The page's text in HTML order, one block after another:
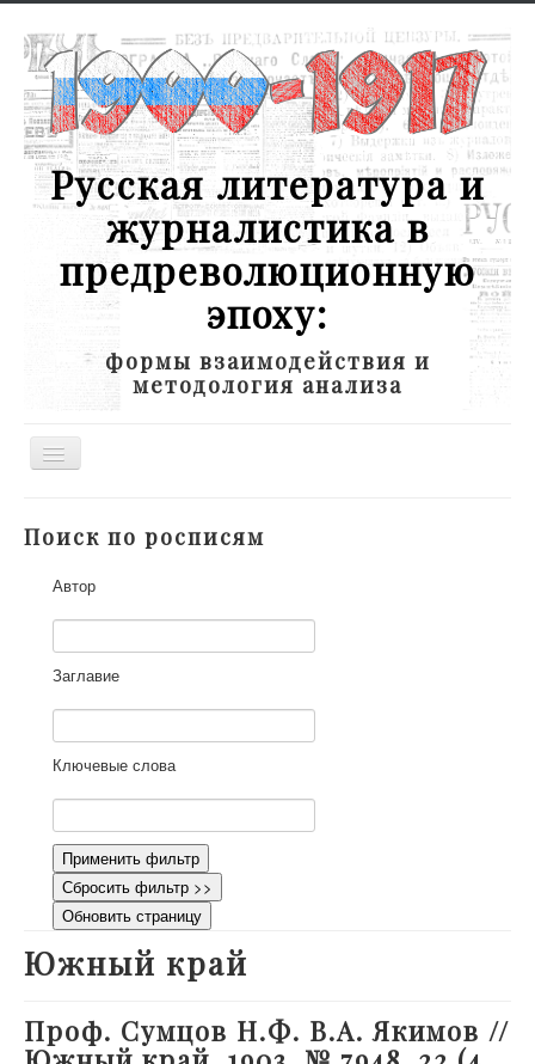
Русская литература и
журналистика в
предреволюционную
эпоху:
формы взаимодействия и
методология анализа
Toggle
Участники
Научная работа
Как работать с сайтом
Контакты
Поиск по росписям
Автор
Заглавие
Ключевые слова
Применить фильтр
Сбросить фильтр >>
Обновить страницу
Южный край
Проф. Сумцов Н.Ф. В.А. Якимов //